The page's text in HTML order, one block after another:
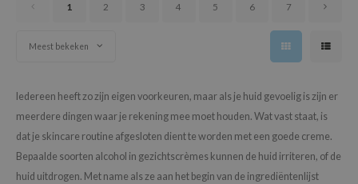
1 2 3 4 5 6 7
Meest bekeken
Iedereen heeft zo zijn eigen voorkeuren, maar als je huid gevoelig is zijn er
meerdere dingen waar je rekening mee moet houden. Wat vast staat, is
dat je skincare routine afgesloten dient te worden met een goede creme.
Bepaalde soorten alcohol in gezichtscrèmes kunnen de huid irriteren, of de
huid uitdrogen. Met name als ze aan het begin van de ingrediëntenlijst